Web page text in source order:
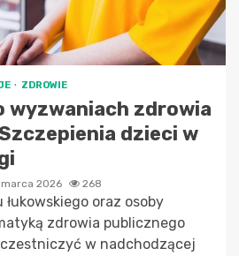
ZDROWIE
wyzwaniach zdrowia
dzieci w
2026 268
oraz osoby
zdrowia publicznego
w nadchodzącej